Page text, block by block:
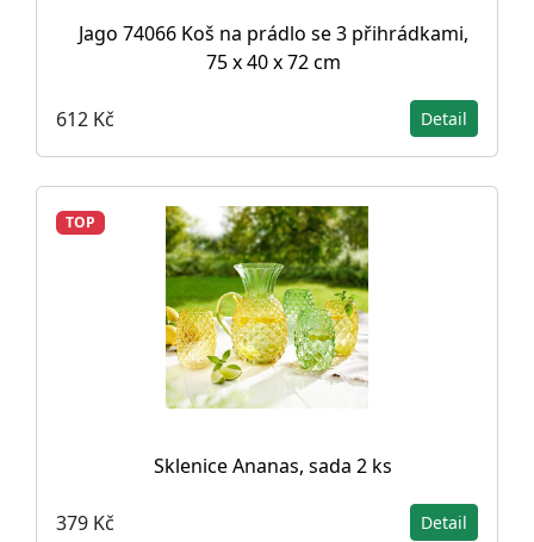
Jago 74066 Koš na prádlo se 3 přihrádkami,
75 x 40 x 72 cm
612 Kč Detail
TOP
Sklenice Ananas, sada 2 ks
379 Kč Detail